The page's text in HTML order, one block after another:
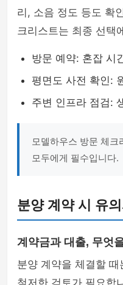
리, 소음 정도 등도 확
크리스트는 최종 선택
방문 예약: 혼잡 시
평면도 사전 확인:
주변 인프라 점검:
모델하우스 방문 체크
모두에게 필수입니다.
분양 계약 시 유
계약금과 대출, 무엇
분양 계약을 체결할
철저한 검토가 필요합